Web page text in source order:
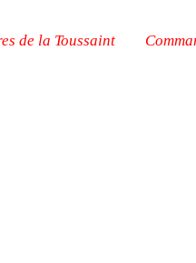
de la Toussaint